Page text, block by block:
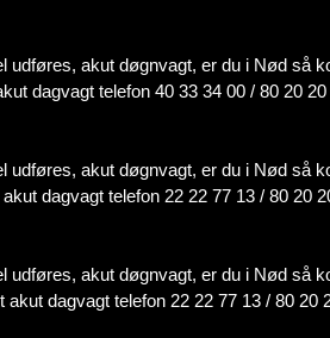
udføres, akut døgnvagt, er du i Nød så
dagvagt telefon 40 33 34 00 / 80 20 20
udføres, akut døgnvagt, er du i Nød så
dagvagt telefon 22 22 77 13 / 80 20
udføres, akut døgnvagt, er du i Nød så
dagvagt telefon 22 22 77 13 / 80 20